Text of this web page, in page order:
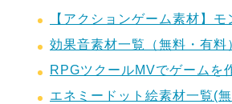
【アクションゲーム素材】
効果音素材一覧（無料・有料
RPGツクールMVでゲームを
エネミードット絵素材一覧(